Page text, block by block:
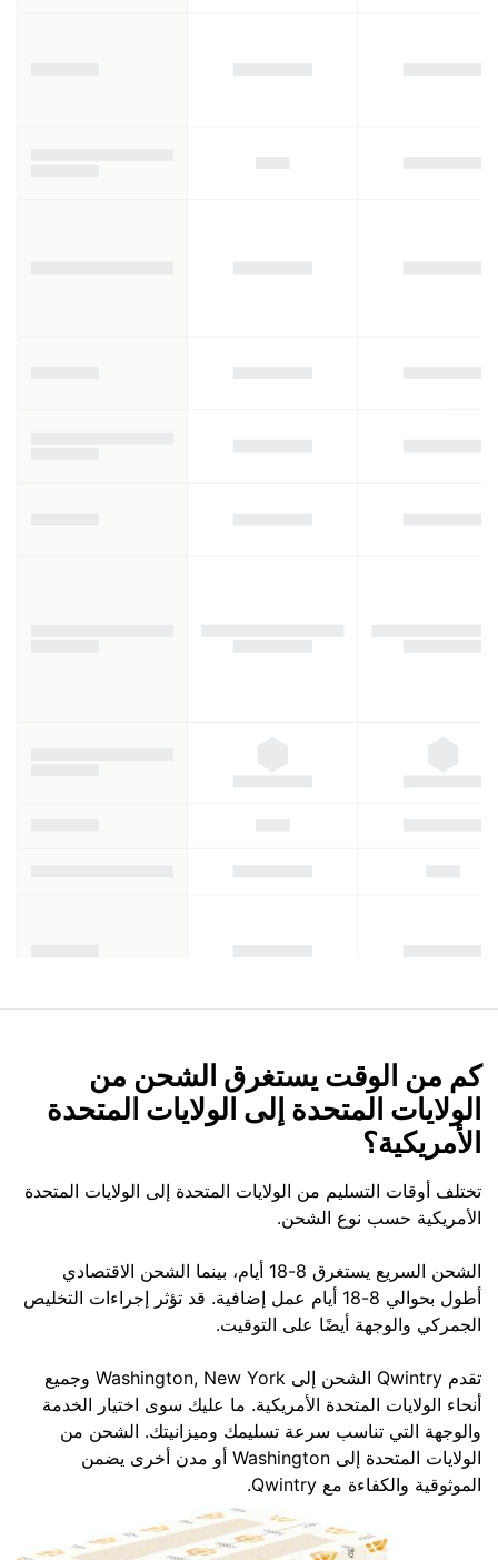
كم من الوقت يستغرق الشحن من
الولايات المتحدة إلى الولايات المتحدة
الأمريكية؟
تختلف أوقات التسليم من الولايات المتحدة إلى الولايات المتحدة
الأمريكية حسب نوع الشحن.
الشحن السريع يستغرق 8-18 أيام، بينما الشحن الاقتصادي
أطول بحوالي 8-18 أيام عمل إضافية. قد تؤثر إجراءات التخليص
الجمركي والوجهة أيضًا على التوقيت.
تقدم Qwintry الشحن إلى Washington, New York وجميع
أنحاء الولايات المتحدة الأمريكية. ما عليك سوى اختيار الخدمة
والوجهة التي تناسب سرعة تسليمك وميزانيتك. الشحن من
الولايات المتحدة إلى Washington أو مدن أخرى يضمن
الموثوقية والكفاءة مع Qwintry.